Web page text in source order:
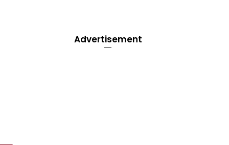
Advertisement